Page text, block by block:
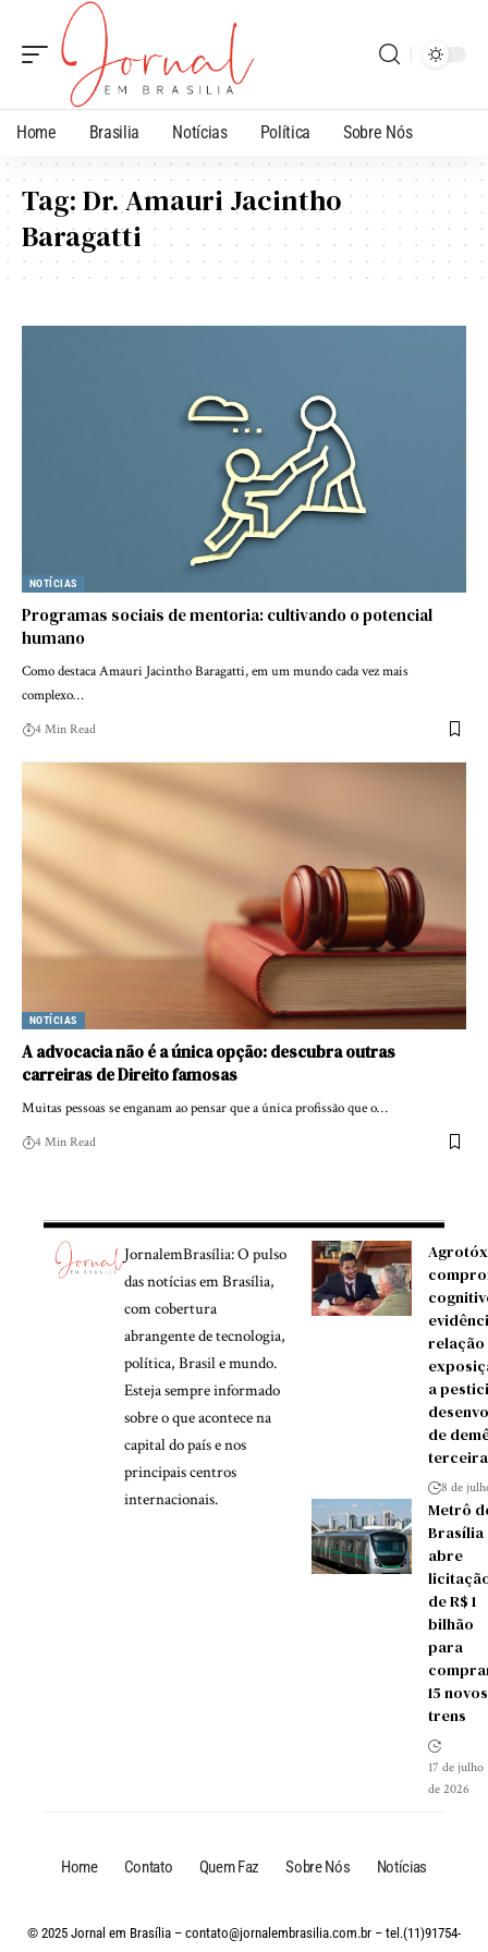
Home Brasilia Notícias Política Sobre Nós
Tag:Dr. Amauri Jacintho
Baragatti
NOTÍCIAS
Programas sociais de mentoria: cultivando o potencial
humano
Como destaca Amauri Jacintho Baragatti, em um mundo cada vez mais
complexo…
4 Min Read
NOTÍCIAS
A advocacia não é a única opção: descubra outras
carreiras de Direito famosas
Muitas pessoas se enganam ao pensar que a única profissão que o…
4 Min Read
JornalemBrasília: O pulso
das notícias em Brasília,
com cobertura
abrangente de tecnologia,
política, Brasil e mundo.
Esteja sempre informado
sobre o que acontece na
capital do país e nos
principais centros
internacionais.
a
de
8 de
Metrô
Brasília
abre
de R$ 1
bilhão
para
15 novos
trens
17 de julho
de 2026
Home Contato Quem Faz Sobre Nós Notícias
© 2025 Jornal em Brasília – contato@jornalembrasilia.com.br – tel.(11)91754-